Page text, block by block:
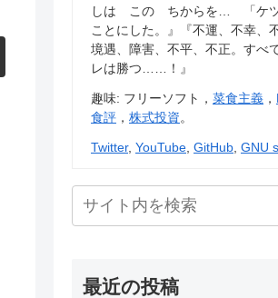
しは この ちからを… 「ケ
ことにした。』『不運、不幸、
境遇、障害、不平、不正。すべ
レは勝つ……！』
趣味: フリーソフト， 菜食主義 ，
食評 ， 株式投資。
Twitter, YouTube GitHub GNU
最近の投稿